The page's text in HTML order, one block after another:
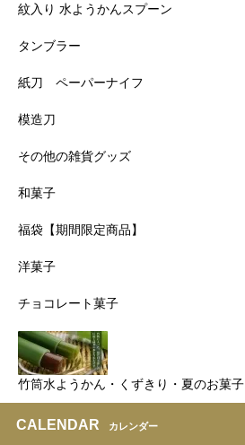
紋入り 水ようかんスプーン
タンブラー
紙刀 ペーパーナイフ
模造刀
その他の雑貨グッズ
和菓子
福袋【期間限定商品】
洋菓子
チョコレート菓子
竹筒水ようかん・くずきり・夏のお菓子
CALENDAR カレンダー